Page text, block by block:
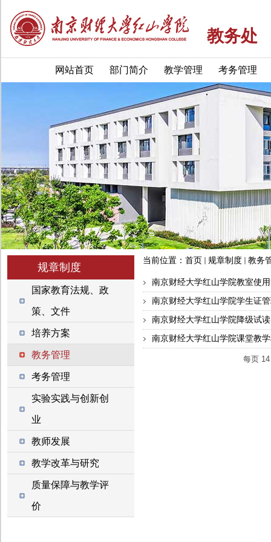
教务处
网站首页 部门简介 教学管理 考务管理
规章制度
国家教育法规、政
策、文件
培养方案
教务管理
考务管理
实验实践与创新创
业
教师发展
教学改革与研究
质量保障与教学评
价
当前位置： 首页 规章制度 教务
南京财经大学红山学院教室使
南京财经大学红山学院学生证
南京财经大学红山学院降级试
南京财经大学红山学院课堂教
每页 14